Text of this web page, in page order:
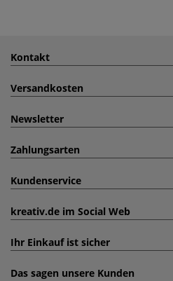
Kontakt
Versandkosten
Newsletter
Zahlungsarten
Kundenservice
kreativ.de im Social Web
Ihr Einkauf ist sicher
Das sagen unsere Kunden